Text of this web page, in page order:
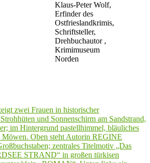
Klaus-Peter Wolf,
Erfinder des
Ostfrieslandkrimis,
Schriftsteller,
Drehbuchautor ,
Krimimuseum
Norden